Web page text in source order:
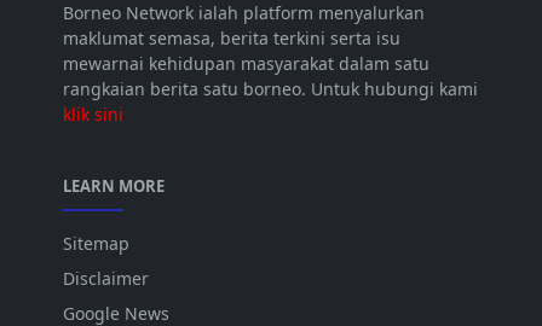
Borneo Network ialah platform menyalurkan
maklumat semasa, berita terkini serta isu
mewarnai kehidupan masyarakat dalam satu
rangkaian berita satu borneo. Untuk hubungi kami
klik sini
LEARN MORE
Sitemap
Disclaimer
Google News